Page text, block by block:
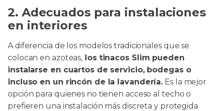
2. Adecuados para instalaciones
en interiores
A diferencia de los modelos tradicionales que se
colocan en azoteas, los tinacos Slim pueden
instalarse en cuartos de servicio, bodegas o
incluso en un rincón de la lavandería. Es la mejor
opción para quienes no tienen acceso al techo o
prefieren una instalación más discreta y protegida